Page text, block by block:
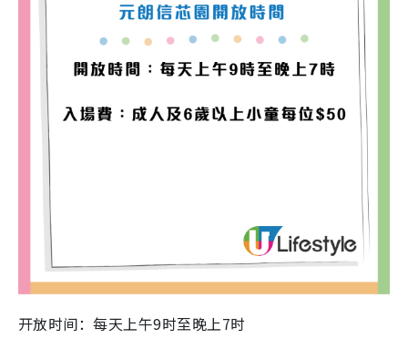
开放时间：每天上午9时至晚上7时